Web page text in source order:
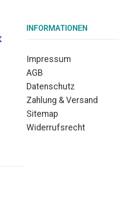
INFORMATIONEN
Impressum
AGB
Datenschutz
Zahlung & Versand
Sitemap
Widerrufsrecht